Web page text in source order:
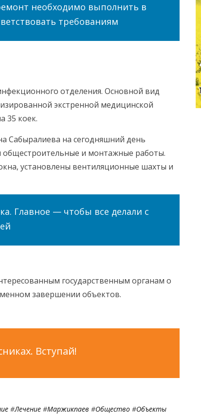
необходимо выполнить в
требованиям
отделения. Основной вид
экстренной медицинской
35 коек.
Сабыралиева на сегодняшний день
и монтажные работы.
установлены вентиляционные шахты и
Главное — чтобы все делали с
государственным органам о
завершении объектов.
Вступай!
#Лечение #Маржикпаев #Общество #Объекты